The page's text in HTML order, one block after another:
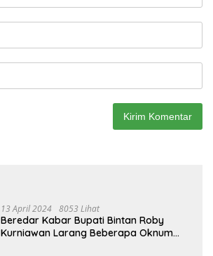
13 April 2024 8053 Lihat
Beredar Kabar Bupati Bintan Roby
Kurniawan Larang Beberapa Oknum